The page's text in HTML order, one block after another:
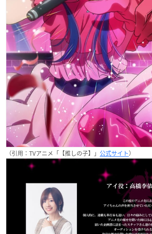
（引用：TVアニメ「【推しの子】」 公式サイト）